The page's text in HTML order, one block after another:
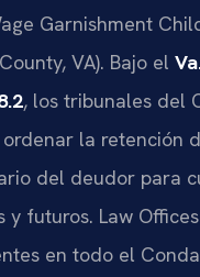
Garnishment
VA). Bajo el
, los tribunales del
la retención
del deudor para
y futuros. Law Offices
en todo el